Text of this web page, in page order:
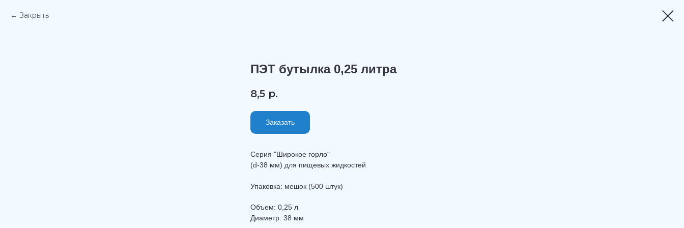
Закрыть
ПЭТ бутылка 0,25 литра
8,5 р.
Заказать
Серия "Широкое горло"
(d-38 мм) для пищевых жидкостей
Упаковка: мешок (500 штук)
Объем: 0,25 л
Диаметр: 38 мм